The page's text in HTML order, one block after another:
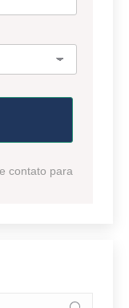
contato para